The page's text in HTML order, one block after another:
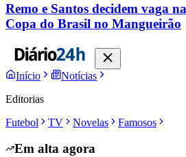
Remo e Santos decidem vaga
Copa do Brasil no Mangueirão
Início
Notícias
Editorias
Futebol
TV Novelas Famosos
Em alta agora